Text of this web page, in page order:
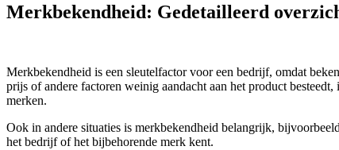
Merkbekendheid: Gedetailleerd
Merkbekendheid is een sleutelfactor voor een bedrijf, omdat
prijs of andere factoren weinig aandacht aan het product
merken.
Ook in andere situaties is merkbekendheid belangrijk,
het bedrijf of het bijbehorende merk kent.